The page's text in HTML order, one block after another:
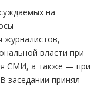
на
журналистов,
власти при
СМИ, а также — при
заседании принял